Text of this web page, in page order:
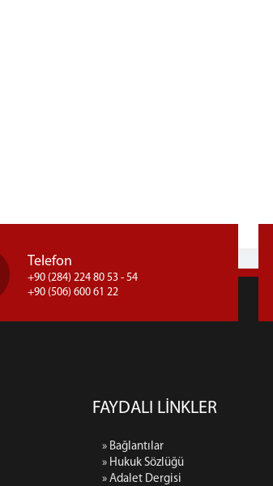
Telefon
+90 (284) 224 80 53 - 54
+90 (506) 600 61 22
FAYDALI LİNKLER
» Bağlantılar
» Hukuk Sözlüğü
» Adalet Dergisi